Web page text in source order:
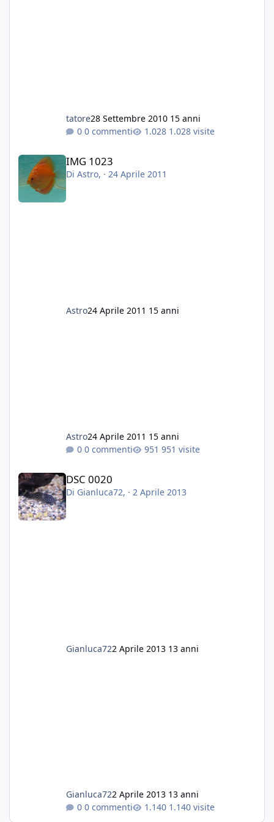
tatore28 Settembre 2010 15 anni
0 commenti
1.028 visite
IMG 1023
IMG 1023
Di Astro, · 24 Aprile 2011
Astro24 Aprile 2011 15 anni
Astro24 Aprile 2011 15 anni
0 commenti
951 visite
DSC 0020
DSC 0020
Di Gianluca72, · 2 Aprile 2013
Gianluca722 Aprile 2013 13 anni
Gianluca722 Aprile 2013 13 anni
0 commenti
1.140 visite